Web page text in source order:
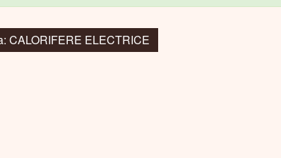
CALORIFERE ELECTRICE